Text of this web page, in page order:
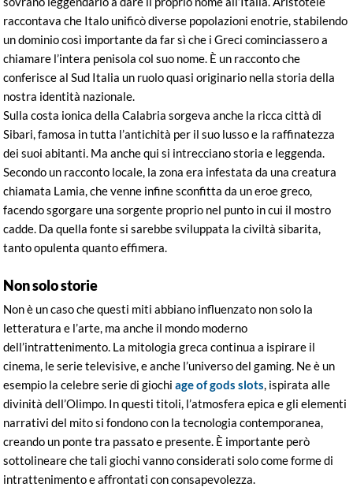
raccontava che Italo unificò diverse popolazioni enotrie, stabilendo
un dominio così importante da far sì che i Greci cominciassero a
chiamare l’intera penisola col suo nome. È un racconto che
conferisce al Sud Italia un ruolo quasi originario nella storia della
nostra identità nazionale.
Sulla costa ionica della Calabria sorgeva anche la ricca città di
Sibari, famosa in tutta l’antichità per il suo lusso e la raffinatezza
dei suoi abitanti. Ma anche qui si intrecciano storia e leggenda.
Secondo un racconto locale, la zona era infestata da una creatura
chiamata Lamia, che venne infine sconfitta da un eroe greco,
facendo sgorgare una sorgente proprio nel punto in cui il mostro
cadde. Da quella fonte si sarebbe sviluppata la civiltà sibarita,
tanto opulenta quanto effimera.
Non solo storie
Non è un caso che questi miti abbiano influenzato non solo la
letteratura e l’arte, ma anche il mondo moderno
dell’intrattenimento. La mitologia greca continua a ispirare il
cinema, le serie televisive, e anche l’universo del gaming. Ne è un
esempio la celebre serie di giochiage of gods slots, ispirata alle
divinità dell’Olimpo. In questi titoli, l’atmosfera epica e gli elementi
narrativi del mito si fondono con la tecnologia contemporanea,
creando un ponte tra passato e presente. È importante però
sottolineare che tali giochi vanno considerati solo come forme di
intrattenimento e affrontati con consapevolezza.